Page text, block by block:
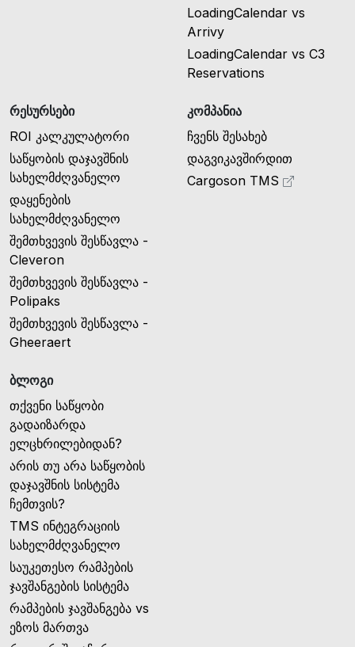
LoadingCalendar vs
Arrivy
LoadingCalendar vs C3
Reservations
რესურსები
ROI კალკულატორი
საწყობის დაჯავშნის
სახელმძღვანელო
დაყენების
სახელმძღვანელო
შემთხვევის შესწავლა -
Cleveron
შემთხვევის შესწავლა -
Polipaks
შემთხვევის შესწავლა -
Gheeraert
ბლოგი
თქვენი საწყობი
გადაიზარდა
ელცხრილებიდან?
არის თუ არა საწყობის
დაჯავშნის სისტემა
ჩემთვის?
TMS ინტეგრაციის
სახელმძღვანელო
საუკეთესო რამპების
ჯავშანგების სისტემა
რამპების ჯავშანგება vs
ეზოს მართვა
კომპანია
ჩვენს შესახებ
დაგვიკავშირდით
Cargoson TMS